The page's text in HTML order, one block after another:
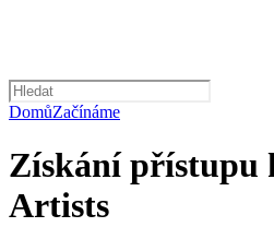
DomůZačínáme
Získání přístupu
Artists